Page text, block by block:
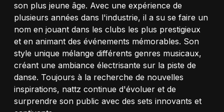
son plus jeune âge. Avec une expérience de
plusieurs années dans l'industrie, il a su se faire un
nom en jouant dans les clubs les plus prestigieux
et en animant des événements mémorables. Son
style unique mélange différents genres musicaux,
créant une ambiance électrisante sur la piste de
danse. Toujours à la recherche de nouvelles
inspirations, nattz continue d'évoluer et de
surprendre son public avec des sets innovants et